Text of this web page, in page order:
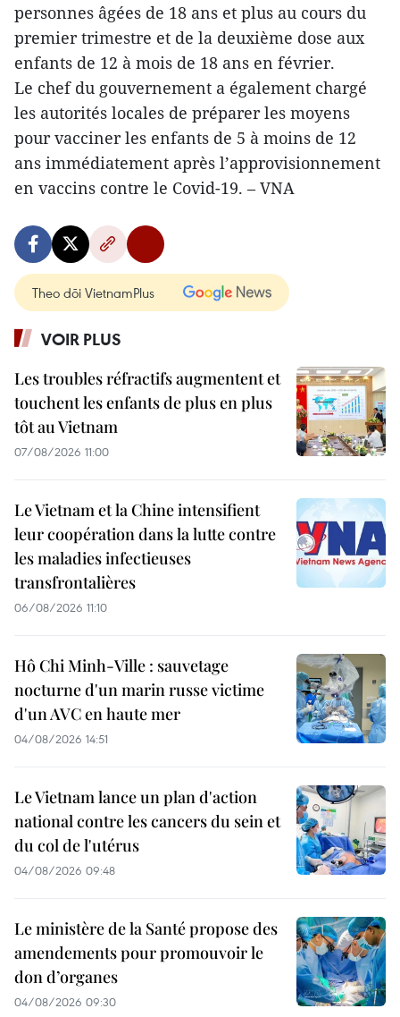
personnes âgées de 18 ans et plus au cours du
premier trimestre et de la deuxième dose aux
enfants de 12 à mois de 18 ans en février.
Le chef du gouvernement a également chargé
les autorités locales de préparer les moyens
pour vacciner les enfants de 5 à moins de 12
ans immédiatement après l’approvisionnement
en vaccins contre le Covid-19. – VNA
Theo dõi VietnamPlus
VOIR PLUS
Les troubles réfractifs augmentent et
touchent les enfants de plus en plus
tôt au Vietnam
07/08/2026 11:00
Le Vietnam et la Chine intensifient
leur coopération dans la lutte contre
les maladies infectieuses
transfrontalières
06/08/2026 11:10
Hô Chi Minh-Ville : sauvetage
nocturne d'un marin russe victime
d'un AVC en haute mer
04/08/2026 14:51
Le Vietnam lance un plan d'action
national contre les cancers du sein et
du col de l'utérus
04/08/2026 09:48
Le ministère de la Santé propose des
amendements pour promouvoir le
don d’organes
04/08/2026 09:30